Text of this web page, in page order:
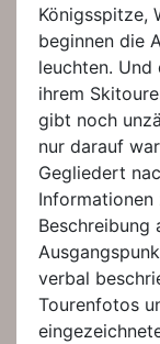
Königsspitze,
beginnen die
leuchten.
ihrem
gibt noch
nur darauf
Gegliedert
Informationen
Beschreibung
verbal
Tourenfotos